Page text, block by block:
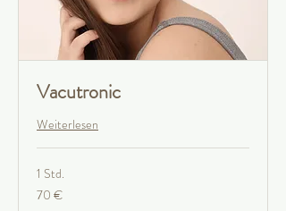
Vacutronic
Weiterlesen
1 Std.
70
Euro
70 €